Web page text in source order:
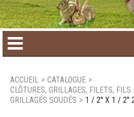
Catalogue de
ACCUEIL > CATALOGUE >
CLÔTURES, GRILLAGES, FILETS, FILS
GRILLAGES SOUDÉS > 1 / 2'' X 1 / 2''